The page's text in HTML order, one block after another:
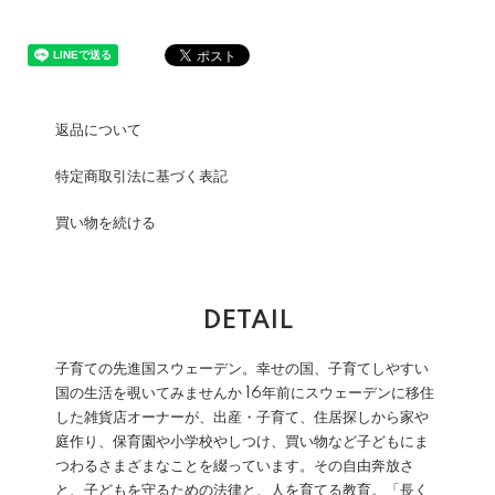
返品について
特定商取引法に基づく表記
買い物を続ける
DETAIL
子育ての先進国スウェーデン。幸せの国、子育てしやすい
国の生活を覗いてみませんか 16年前にスウェーデンに移住
した雑貨店オーナーが、出産・子育て、住居探しから家や
庭作り、保育園や小学校やしつけ、買い物など子どもにま
つわるさまざまなことを綴っています。その自由奔放さ
と、子どもを守るための法律と、人を育てる教育。「長く